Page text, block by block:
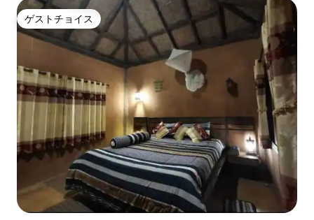
ゲストチョイス
ゲストチョイス